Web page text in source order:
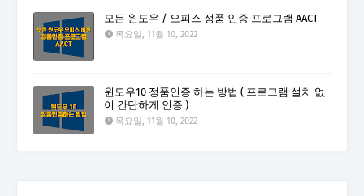
모든 윈도우 / 오피스 정품 인증 프로그램 AACT
목요일, 11월 10, 2022
윈도우10 정품인증 하는 방법 ( 프로그램 설치 없
이 간단하게 인증 )
목요일, 11월 10, 2022